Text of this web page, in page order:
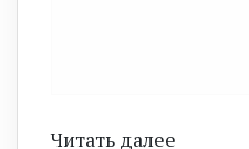
Читать далее